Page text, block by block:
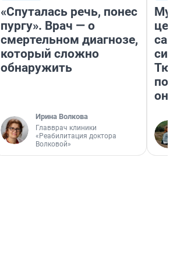
«Спуталась речь, понес
пургу». Врач — о
смертельном диагнозе,
который сложно
обнаружить
Ирина Волкова
Главврач клиники
«Реабилитация доктора
Волковой»
они